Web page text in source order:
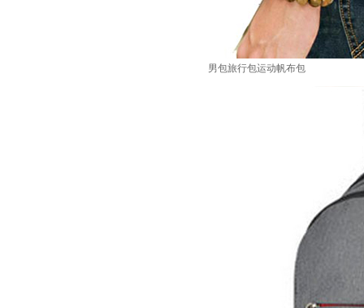
男包旅行包运动帆布包